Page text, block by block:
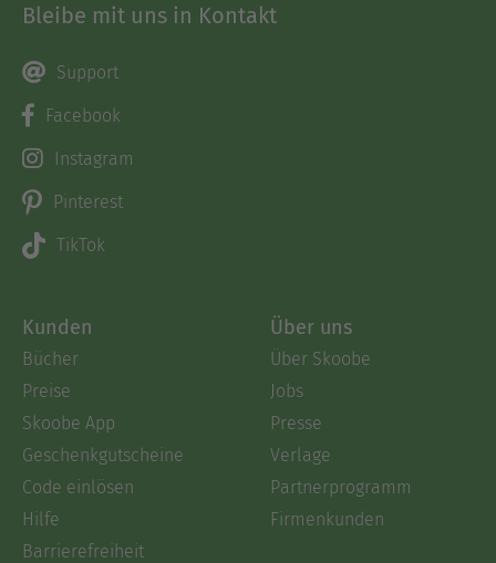
Bleibe mit uns in Kontakt
Support
Facebook
Instagram
Pinterest
TikTok
Kunden
Bücher
Preise
Skoobe App
Geschenkgutscheine
Code einlösen
Hilfe
Barrierefreiheit
Über uns
Über Skoobe
Jobs
Presse
Verlage
Partnerprogramm
Firmenkunden